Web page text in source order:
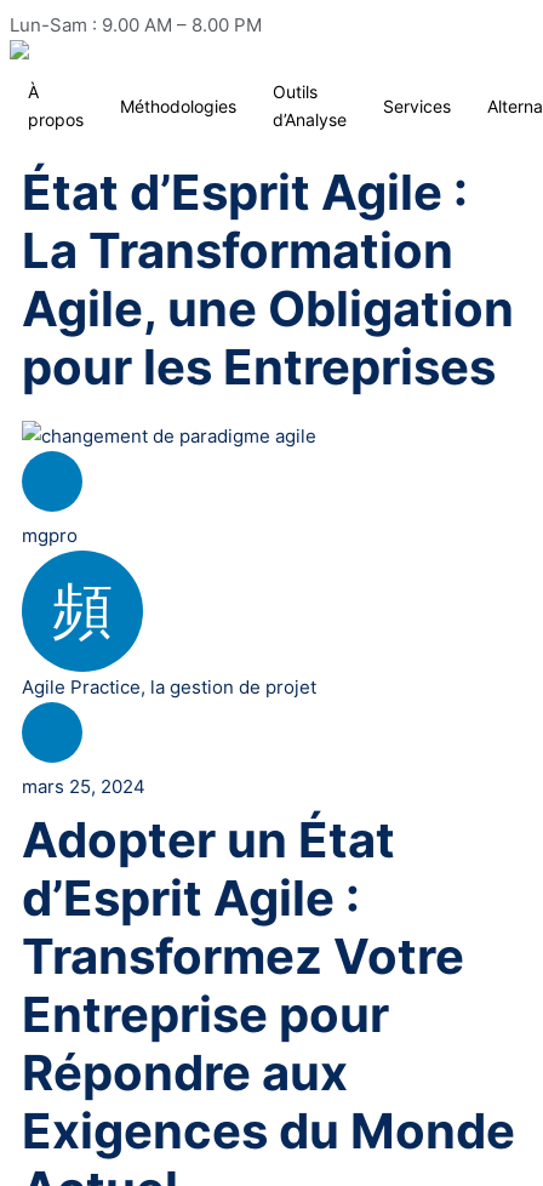
Lun-Sam : 9.00 AM – 8.00 PM
À
propos
Méthodologies
Outils
d’Analyse
Services
État d’Esprit Agile :
La Transformation
Agile, une Obligation
pour les Entreprises
mgpro
Agile Practice, la gestion de projet
mars 25, 2024
Adopter un État
d’Esprit Agile :
Transformez Votre
Entreprise pour
Répondre aux
Exigences du Monde